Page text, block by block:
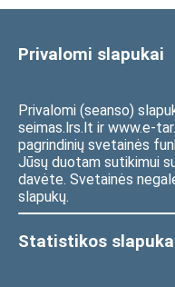
Privalomi slapukai
Privalomi (seanso)
seimas.lrs.lt ir www.e-
pagrindinių svetainės
Jūsų duotam sutikimui
davėte. Svetainės
slapukų.
Statistikos
XII
Pradžia